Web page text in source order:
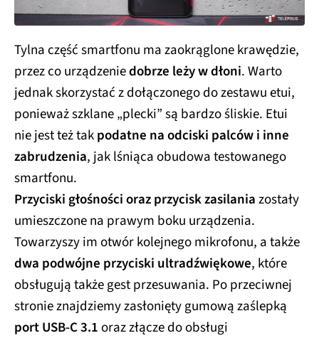
Tylna część smartfonu ma zaokrąglone krawędzie,
przez co urządzeniedobrze leży w dłoni. Warto
jednak skorzystać z dołączonego do zestawu etui,
ponieważ szklane „plecki” są bardzo śliskie. Etui
nie jest też takpodatne na odciski palców i inne
zabrudzenia, jak lśniąca obudowa testowanego
smartfonu.
Przyciski głośności oraz przycisk zasilaniazostały
umieszczone na prawym boku urządzenia.
Towarzyszy im otwór kolejnego mikrofonu, a także
dwa podwójne przyciski ultradźwiękowe, które
obsługują także gest przesuwania. Po przeciwnej
stronie znajdziemy zasłonięty gumową zaślepką
port USB-C 3.1oraz złącze do obsługi